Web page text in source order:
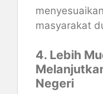
masyarakat
4. Lebih
Negeri